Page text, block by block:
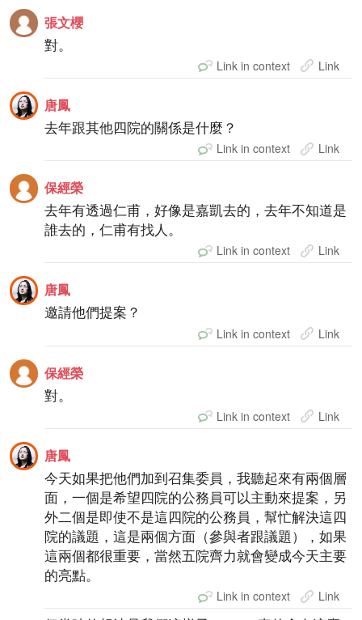
張文櫻
對。
Link in context Link
唐鳳
去年跟其他四院的關係是什麼？
Link in context Link
保經榮
去年有透過仁甫，好像是嘉凱去的，去年不知道是
誰去的，仁甫有找人。
Link in context Link
唐鳳
邀請他們提案？
Link in context Link
保經榮
對。
Link in context Link
唐鳳
今天如果把他們加到召集委員，我聽起來有兩個層
面，一個是希望四院的公務員可以主動來提案，另
外二個是即使不是這四院的公務員，幫忙解決這四
院的議題，這是兩個方面（參與者跟議題），如果
這兩個都很重要，當然五院齊力就會變成今天主要
的亮點。
Link in context Link